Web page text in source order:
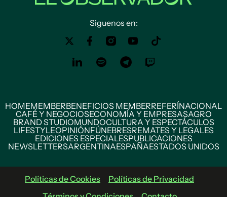
Siguenos en:
HOMEMEMBERBENEFICIOS MEMBERREFERÍNACIONAL
CAFÉ Y NEGOCIOSECONOMÍA Y EMPRESASAGRO
BRAND STUDIOMUNDOCULTURA Y ESPECTÁCULOS
LIFESTYLEOPINIÓNFÚNEBRESREMATES Y LEGALES
EDICIONES ESPECIALESPUBLICACIONES
NEWSLETTERSARGENTINAESPAÑAESTADOS UNIDOS
Políticas de Cookies
Políticas de Privacidad